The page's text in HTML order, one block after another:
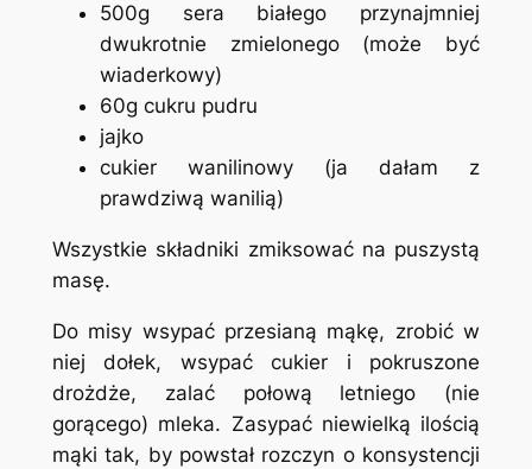
500g sera białego przynajmniej
dwukrotnie zmielonego (może być
wiaderkowy)
60g cukru pudru
jajko
cukier wanilinowy (ja dałam z
prawdziwą wanilią)
Wszystkie składniki zmiksować na puszystą
masę.
Do misy wsypać przesianą mąkę, zrobić w
niej dołek, wsypać cukier i pokruszone
drożdże, zalać połową letniego (nie
gorącego) mleka. Zasypać niewielką ilością
mąki tak, by powstał rozczyn o konsystencji